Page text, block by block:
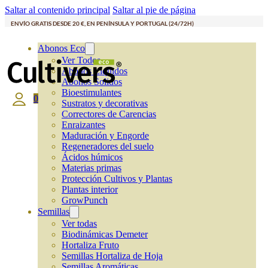
Saltar al contenido principal Saltar al pie de página
ENVÍO GRATIS DESDE 20 €, EN PENÍNSULA Y PORTUGAL (24/72H)
Abonos Eco
Ver Todos
Abonos Líquidos
Abonos Solidos
Bioestimulantes
Sustratos y decorativas
Correctores de Carencias
Enraizantes
Maduración y Engorde
Regeneradores del suelo
Ácidos húmicos
Materias primas
Protección Cultivos y Plantas
Plantas interior
GrowPunch
Semillas
Ver todas
Biodinámicas Demeter
Hortaliza Fruto
Semillas Hortaliza de Hoja
0